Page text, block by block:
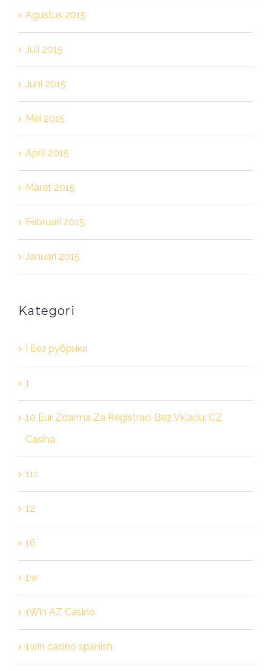
Agustus 2015
Juli 2015
Juni 2015
Mei 2015
April 2015
Maret 2015
Februari 2015
Januari 2015
Kategori
! Без рубрики
1
10 Eur Zdarma Za Registraci Bez Vkladu: CZ
Casina
111
12
16
1w
1Win AZ Casino
1win casino spanish